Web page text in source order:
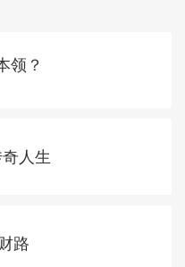
领？
人生
路